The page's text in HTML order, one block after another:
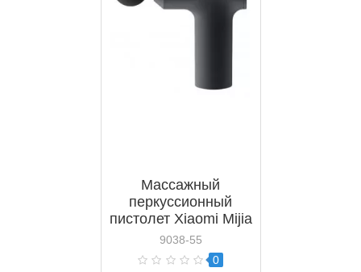
Массажный
перкуссионный
пистолет Xiaomi Mijia
Massage Gun Mini
2C (MJJMQ03YM)
9038-55
0